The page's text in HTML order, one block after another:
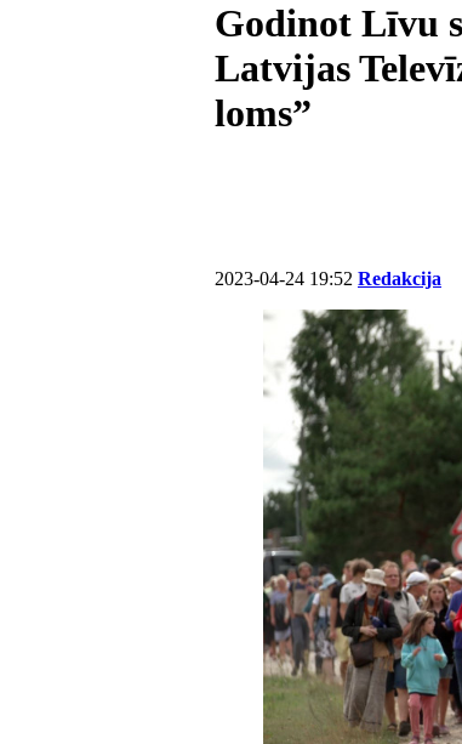
Godinot Līvu
Latvijas
loms”
2023-04-24 19:52 Redakcija